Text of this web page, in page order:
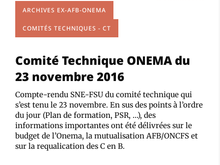
ARCHIVES EX-AFB-ONEMA
COMITÉS TECHNIQUES - CT
Comité Technique ONEMA du
23 novembre 2016
Compte-rendu SNE-FSU du comité technique qui
s’est tenu le 23 novembre. En sus des points à l’ordre
du jour (Plan de formation, PSR, …), des
informations importantes ont été délivrées sur le
budget de l’Onema, la mutualisation AFB/ONCFS et
sur la requalication des C en B.